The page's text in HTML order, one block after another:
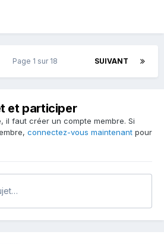
SUIVANT
Page 1 sur 18
et participer
il faut créer un compte membre. Si
connectez-vous maintenant pour